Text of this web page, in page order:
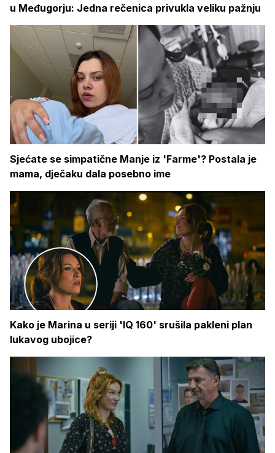
u Međugorju: Jedna rečenica privukla veliku pažnju
Sjećate se simpatične Manje iz 'Farme'? Postala je
mama, dječaku dala posebno ime
Kako je Marina u seriji 'IQ 160' srušila pakleni plan
lukavog ubojice?